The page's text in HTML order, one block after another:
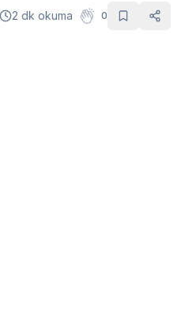
2 dk okuma 0